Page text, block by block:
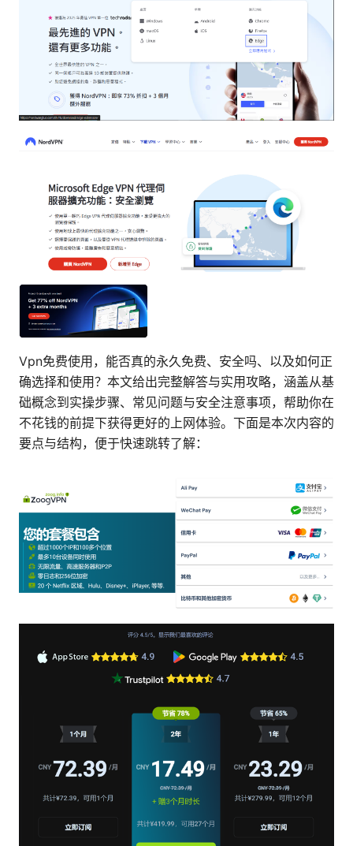
Vpn免费使用，能否真的永久免费、安全吗、以及如何正
确选择和使用？本文给出完整解答与实用攻略，涵盖从基
础概念到实操步骤、常见问题与安全注意事项，帮助你在
不花钱的前提下获得更好的上网体验。下面是本次内容的
要点与结构，便于快速跳转了解：